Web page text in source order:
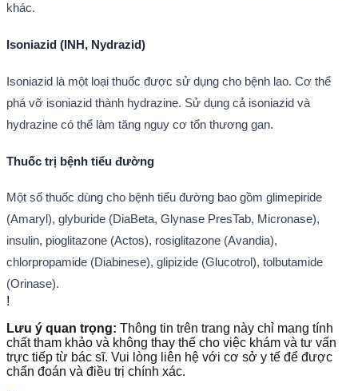
khác.
Isoniazid (INH, Nydrazid)
Isoniazid là một loại thuốc được sử dụng cho bệnh lao. Cơ thể
phá vỡ isoniazid thành hydrazine. Sử dụng cả isoniazid và
hydrazine có thể làm tăng nguy cơ tổn thương gan.
Thuốc trị bệnh tiểu đường
Một số thuốc dùng cho bệnh tiểu đường bao gồm glimepiride
(Amaryl), glyburide (DiaBeta, Glynase PresTab, Micronase),
insulin, pioglitazone (Actos), rosiglitazone (Avandia),
chlorpropamide (Diabinese), glipizide (Glucotrol), tolbutamide
(Orinase).
!
Lưu ý quan trọng: Thông tin trên trang này chỉ mang tính
chất tham khảo và không thay thế cho việc khám và tư vấn
trực tiếp từ bác sĩ. Vui lòng liên hệ với cơ sở y tế để được
chẩn đoán và điều trị chính xác.